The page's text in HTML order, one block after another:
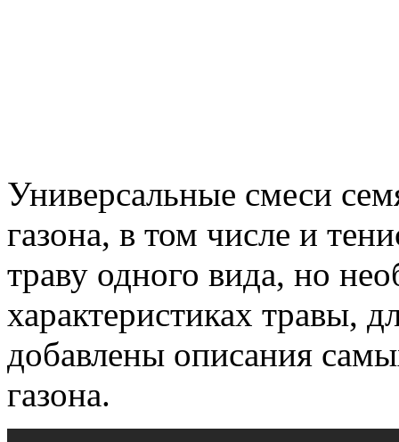
Универсальные смеси
газона, в том числе и
траву одного вида, но
характеристиках травы,
добавлены описания
газона.